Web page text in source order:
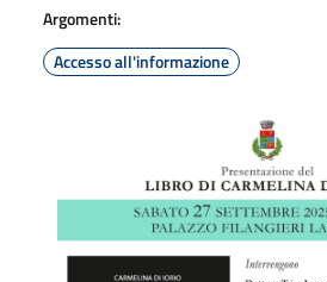
Argomenti:
Accesso all'informazione